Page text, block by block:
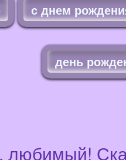
с днем
день